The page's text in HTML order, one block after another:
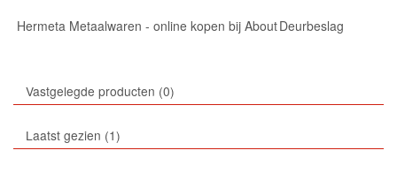
Hermeta Metaalwaren - online kopen bij About Deurbeslag
Vastgelegde producten 0
Laatst gezien 1